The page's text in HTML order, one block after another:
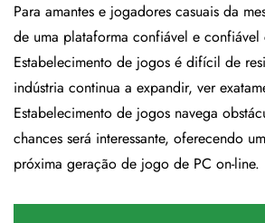
Para amantes e jogadores casuais da
de uma plataforma confiável e
Estabelecimento de jogos é difícil de
indústria continua a expandir, ver
Estabelecimento de jogos navega
chances será interessante, oferecendo
próxima geração de jogo de PC on-line.